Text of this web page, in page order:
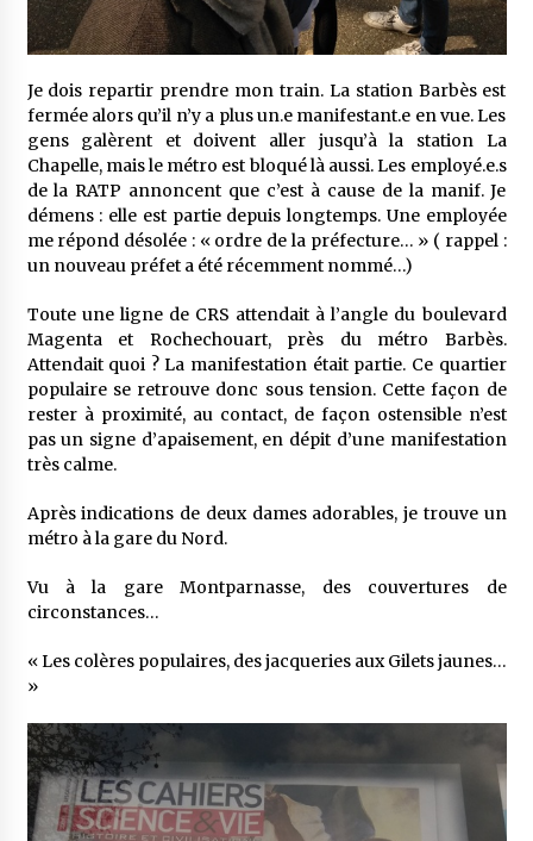
Je dois repartir prendre mon train. La station Barbès est
fermée alors qu’il n’y a plus un.e manifestant.e en vue. Les
gens galèrent et doivent aller jusqu’à la station La
Chapelle, mais le métro est bloqué là aussi. Les employé.e.s
de la RATP annoncent que c’est à cause de la manif. Je
démens : elle est partie depuis longtemps. Une employée
me répond désolée : « ordre de la préfecture… » ( rappel :
un nouveau préfet a été récemment nommé…)
Toute une ligne de CRS attendait à l’angle du boulevard
Magenta et Rochechouart, près du métro Barbès.
Attendait quoi ? La manifestation était partie. Ce quartier
populaire se retrouve donc sous tension. Cette façon de
rester à proximité, au contact, de façon ostensible n’est
pas un signe d’apaisement, en dépit d’une manifestation
très calme.
Après indications de deux dames adorables, je trouve un
métro à la gare du Nord.
Vu à la gare Montparnasse, des couvertures de
circonstances…
« Les colères populaires, des jacqueries aux Gilets jaunes…
»